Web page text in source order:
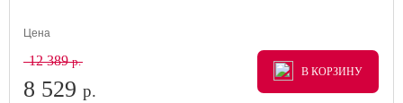
Цена
12 389р.
8 529 р.
В КОРЗИНУ
В КОРЗИНУ
В КОРЗИНУ